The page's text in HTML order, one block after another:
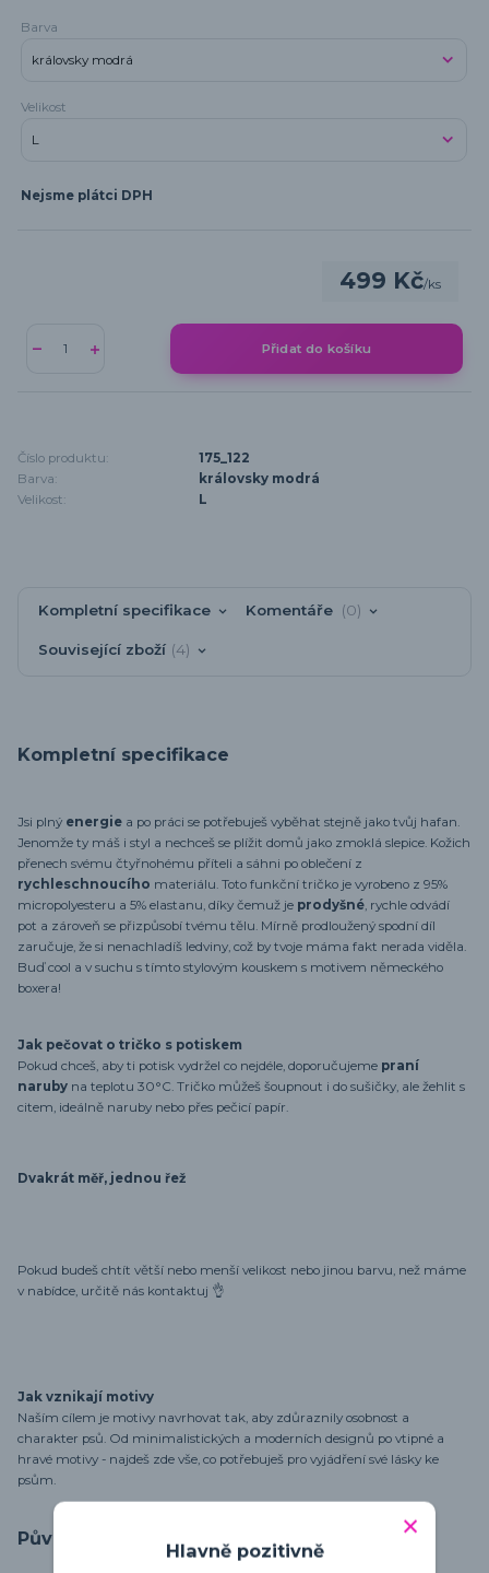
Barva
Velikost
Nejsme plátci DPH
499 Kč/ks
Přidat do košíku
Číslo produktu:
175_122
Barva:
královsky modrá
Velikost:
L
Kompletní specifikace Komentáře 0
Související zboží 4
Kompletní specifikace
Jsi plný energie a po práci se potřebuješ vyběhat stejně jako tvůj hafan.
Jenomže ty máš i styl a nechceš se plížit domů jako zmoklá slepice. Kožich
přenech svému čtyřnohému příteli a sáhni po oblečení z
rychleschnoucího materiálu. Toto funkční tričko je vyrobeno z 95%
micropolyesteru a 5% elastanu, díky čemuž je prodyšné, rychle odvádí
pot a zároveň se přizpůsobí tvému tělu. Mírně prodloužený spodní díl
zaručuje, že si nenachladíš ledviny, což by tvoje máma fakt nerada viděla.
Buď cool a v suchu s tímto stylovým kouskem s motivem německého
boxera!
Jak pečovat o tričko s potiskem
Pokud chceš, aby ti potisk vydržel co nejdéle, doporučujeme praní
naruby na teplotu 30°C. Tričko můžeš šoupnout i do sušičky, ale žehlit s
citem, ideálně naruby nebo přes pečicí papír.
Dvakrát měř, jednou řež
Pokud budeš chtít větší nebo menší velikost nebo jinou barvu, než máme
v nabídce, určitě nás kontaktuj 👌
Jak vznikají motivy
Naším cílem je motivy navrhovat tak, aby zdůraznily osobnost a
charakter psů. Od minimalistických a moderních designů po vtipné a
hravé motivy - najdeš zde vše, co potřebuješ pro vyjádření své lásky ke
psům.
Původ zboží
Hlavně pozitivně